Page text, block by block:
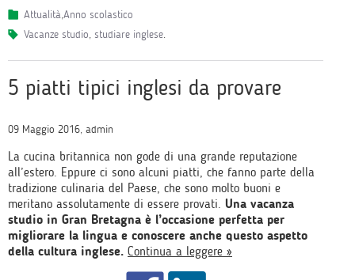
Attualità,Anno scolastico
vacanze studio, studiare inglese.
5 piatti tipici inglesi da provare
09 Maggio 2016, admin
La cucina britannica non gode di una grande reputazione
all’estero. Eppure ci sono alcuni piatti, che fanno parte della
tradizione culinaria del Paese, che sono molto buoni e
meritano assolutamente di essere provati. Una vacanza
studio in Gran Bretagna è l’occasione perfetta per
migliorare la lingua e conoscere anche questo aspetto
della cultura inglese. Continua a leggere »